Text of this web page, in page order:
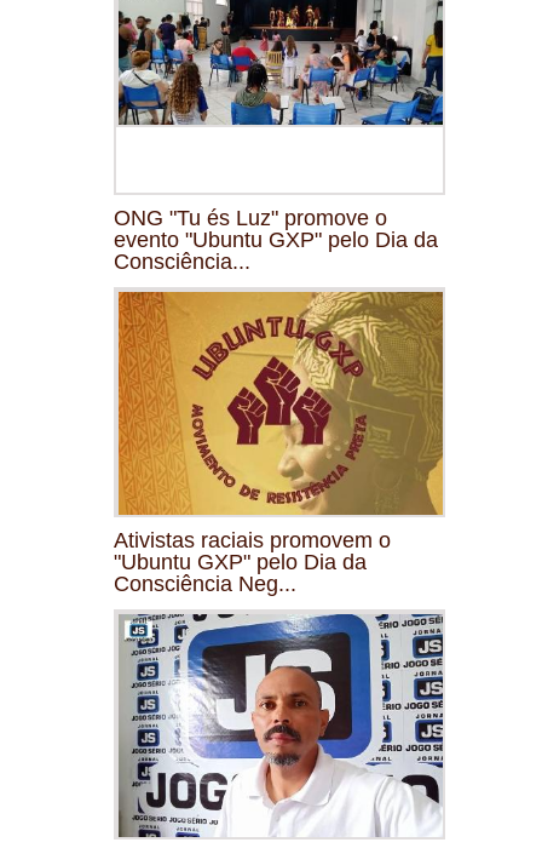
ONG "Tu és Luz" promove o
evento "Ubuntu GXP" pelo Dia da
Consciência...
Ativistas raciais promovem o
"Ubuntu GXP" pelo Dia da
Consciência Neg...